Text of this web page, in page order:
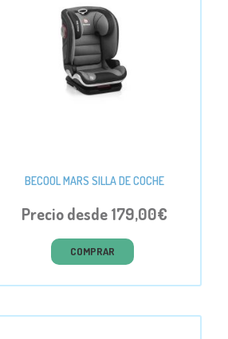
BECOOL MARS SILLA DE COCHE
Precio desde 179,00€
COMPRAR